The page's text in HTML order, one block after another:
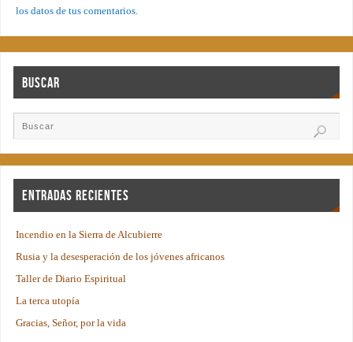
los datos de tus comentarios.
Buscar
Entradas recientes
Incendio en la Sierra de Alcubierre
Rusia y la desesperación de los jóvenes africanos
Taller de Diario Espiritual
La terca utopía
Gracias, Señor, por la vida